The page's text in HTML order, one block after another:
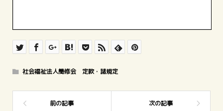
社会福祉法人簡修会 定款・諸規定